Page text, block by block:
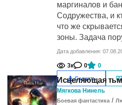
маргиналов и
Содружества, и
что же
зоны. Задача
Дата добавления:
3к 0 0
Скачать
Исцеляющая
Мягкова Нинель
Боевая фантастика /